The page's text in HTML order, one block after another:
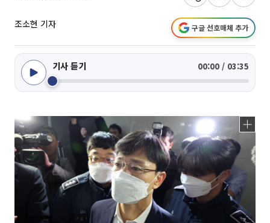
조소현 기자 구글 선호매체 추가
기사 듣기 00:00 / 03:35